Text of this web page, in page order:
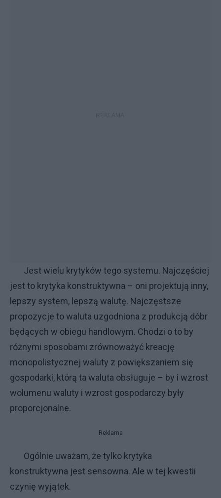
Jest wielu krytyków tego systemu. Najczęściej
jest to krytyka konstruktywna – oni projektują inny,
lepszy system, lepszą walutę. Najczęstsze
propozycje to waluta uzgodniona z produkcją dóbr
będących w obiegu handlowym. Chodzi o to by
różnymi sposobami zrównoważyć kreację
monopolistycznej waluty z powiększaniem się
gospodarki, którą ta waluta obsługuje – by i wzrost
wolumenu waluty i wzrost gospodarczy były
proporcjonalne.
Reklama
Ogólnie uważam, że tylko krytyka
konstruktywna jest sensowna. Ale w tej kwestii
czynię wyjątek.